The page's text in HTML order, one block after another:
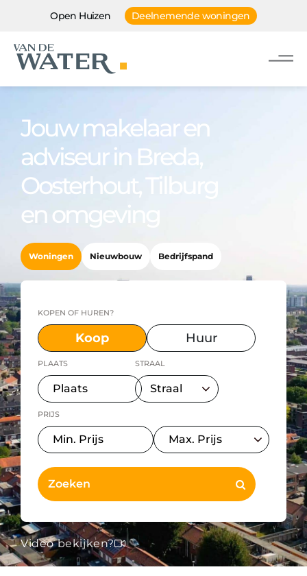
Open Huizen Deelnemende woningen
Jouw makelaar en
adviseur in Breda,
Oosterhout, Tilburg
en omgeving
Woningen Nieuwbouw Bedrijfspand
KOPEN OF HUREN?
Koop Huur
PLAATS STRAAL
PRIJS
Video bekijken?